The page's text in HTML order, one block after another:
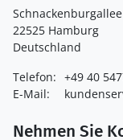
22525 Hamburg
Deutschland
Telefon: +49 40
E-Mail:
Nehmen Sie